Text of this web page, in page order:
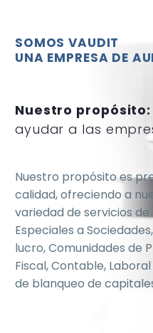
SOMOS VAUDIT
UNA EMPRESA DE
Nuestro propósito:
ayudar a las
Nuestro propósito es
calidad, ofreciendo a
variedad de servicios
Especiales a
lucro, Comunidades de
Fiscal, Contable,
de blanqueo de